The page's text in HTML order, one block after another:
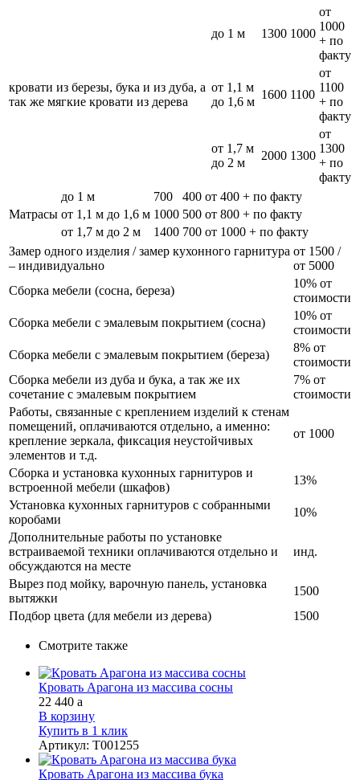
кровати из березы, бука и из дуба, а
так же мягкие кровати из дерева
до 1 м 1300 1000
от
1000
+ по
факту
от 1,1 м
до 1,6 м
1600 1100
от
1100
+ по
факту
от 1,7 м
до 2 м
2000 1300
от
1300
+ по
факту
Матрасы
до 1 м 700 400 от 400 + по факту
от 1,1 м до 1,6 м 1000 500 от 800 + по факту
от 1,7 м до 2 м
1400 700 от 1000 + по факту
Замер одного изделия / замер кухонного гарнитура
– индивидуально
от 1500 /
от 5000
Сборка мебели (сосна, береза)
10% от
стоимости
Сборка мебели с эмалевым покрытием (сосна)
10% от
стоимости
Сборка мебели с эмалевым покрытием (береза)
8% от
стоимости
Сборка мебели из дуба и бука, а так же их
сочетание с эмалевым покрытием
7% от
стоимости
Работы, связанные с креплением изделий к стенам
помещений, оплачиваются отдельно, а именно:
крепление зеркала, фиксация неустойчивых
элементов и т.д.
от 1000
Сборка и установка кухонных гарнитуров и
встроенной мебели (шкафов)
13%
Установка кухонных гарнитуров с собранными
коробами
10%
Дополнительные работы по установке
встраиваемой техники оплачиваются отдельно и
обсуждаются на месте
инд.
Вырез под мойку, варочную панель, установка
вытяжки
1500
Подбор цвета (для мебели из дерева)
1500
Смотрите также
Кровать Арагона из массива сосны
22 440 a
В корзину
Купить в 1 клик
Артикул: Т001255
Кровать Арагона из массива бука